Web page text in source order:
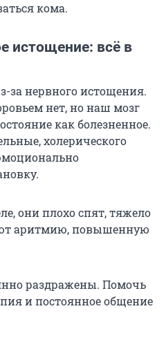
кома.
истощение: всё в
нервного истощения.
нет, но наш мозг
как болезненное.
холерического
они плохо спят, тяжело
аритмию, повышенную
раздражены. Помочь
и постоянное общение